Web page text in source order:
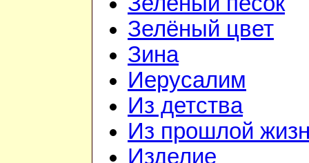
Зелёный цвет
Зина
Иерусалим
Из детства
Из прошлой
Изделие